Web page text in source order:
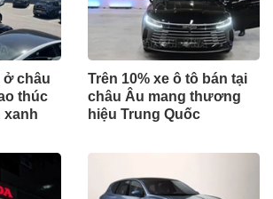
ở châu
thúc
xanh
Trên 10% xe ô tô bán tại
châu Âu mang thương
hiệu Trung Quốc